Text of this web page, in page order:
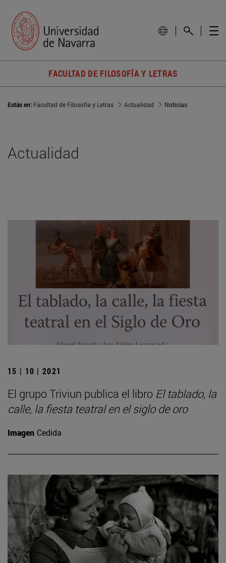
FACULTAD DE FILOSOFÍA Y LETRAS
Estás en: Facultad de Filosofía y Letras Actualidad Noticias
Actualidad
15 | 10 | 2021
El grupo Triviun publica el libro El tablado, la
calle, la fiesta teatral en el siglo de oro
Imagen Cedida